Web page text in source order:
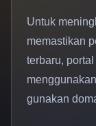
Untuk
memastikan
terbaru,
gunakan